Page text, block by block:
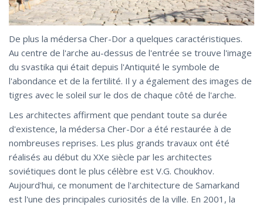
De plus la médersa Cher-Dor a quelques caractéristiques.
Au centre de l'arche au-dessus de l'entrée se trouve l'image
du svastika qui était depuis l'Antiquité le symbole de
l'abondance et de la fertilité. Il y a également des images de
tigres avec le soleil sur le dos de chaque côté de l'arche.
Les architectes affirment que pendant toute sa durée
d'existence, la médersa Cher-Dor a été restaurée à de
nombreuses reprises. Les plus grands travaux ont été
réalisés au début du XXe siècle par les architectes
soviétiques dont le plus célèbre est V.G. Choukhov.
Aujourd'hui, ce monument de l'architecture de Samarkand
est l'une des principales curiosités de la ville. En 2001, la